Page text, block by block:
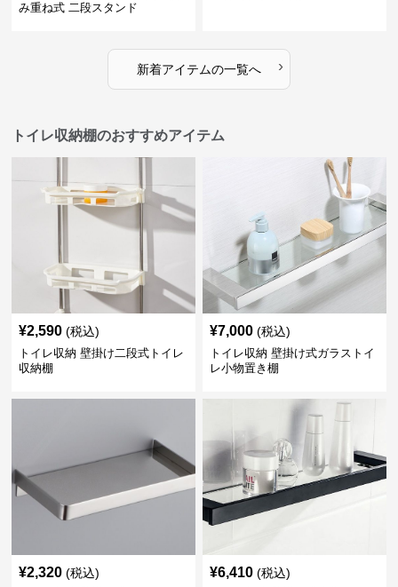
み重ね式 二段スタンド
新着アイテムの一覧へ ›
トイレ収納棚のおすすめアイテム
¥2,590 (税込)
トイレ収納 壁掛け二段式トイレ
収納棚
¥7,000 (税込)
トイレ収納 壁掛け式ガラストイ
レ小物置き棚
¥2,320 (税込) ¥6,410 (税込)